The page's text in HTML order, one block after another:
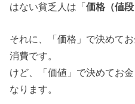
はない貧乏人は「価格（値段
それに、「価格」で決めて
消費です。
けど、「価値」で決めてお
なります。